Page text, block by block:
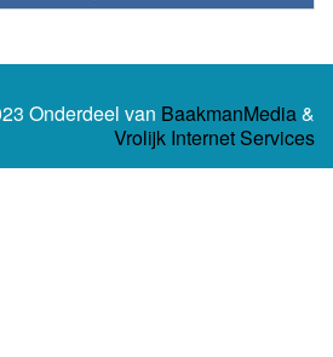
Onderdeel van BaakmanMedia&
Vrolijk Internet Services